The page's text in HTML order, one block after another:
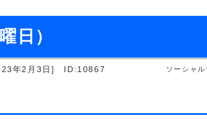
日）
年2月3日] ID:10867 ソーシャ